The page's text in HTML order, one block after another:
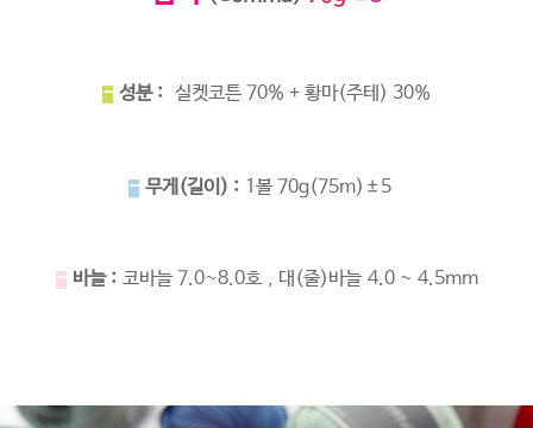
- 성분 : 실켓코튼 70% + 황마(주테) 30%
- 무게(길이) : 1볼 70g(75m)±5
- 바늘 :코바늘 7.0~8.0호 , 대(줄)바늘 4.0 ~ 4.5mm